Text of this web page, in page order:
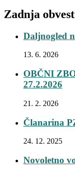
Zadnja
Daljnogled
13. 6. 2026
OBČNI
27.2.2026
21. 2. 2026
Članarina
24. 12. 2025
Novoletno